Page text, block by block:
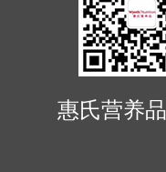
惠氏营养